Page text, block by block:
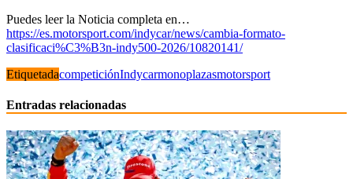
Puedes leer la Noticia completa en…
https://es.motorsport.com/indycar/news/cambia-formato-
clasificaci%C3%B3n-indy500-2026/10820141/
EtiquetadacompeticiónIndycarmonoplazasmotorsport
Entradas relacionadas